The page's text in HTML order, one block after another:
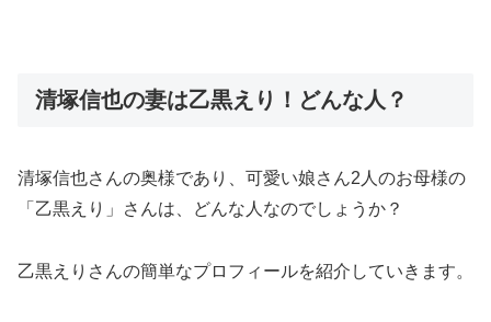
清塚信也の妻は乙黒えり！どんな人？
清塚信也さんの奥様であり、可愛い娘さん2人のお母様の
「乙黒えり」さんは、どんな人なのでしょうか？
乙黒えりさんの簡単なプロフィールを紹介していきます。